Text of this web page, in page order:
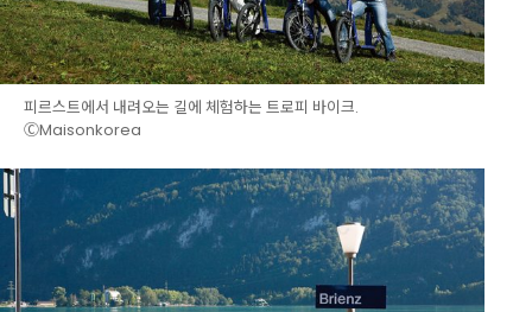
피르스트에서 내려오는 길에 체험하는 트로피 바이크.
ⒸMaisonkorea